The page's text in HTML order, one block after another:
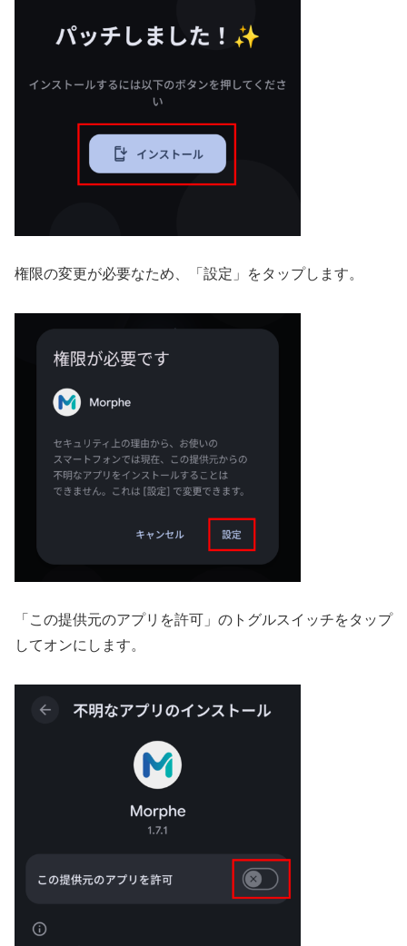
権限の変更が必要なため、「設定」をタップします。
「この提供元のアプリを許可」のトグルスイッチをタップ
してオンにします。